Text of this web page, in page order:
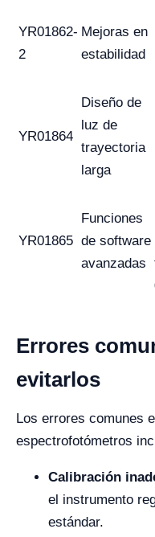
YR01862-
2
Mejoras en
estabilidad
YR01864
Diseño de
luz de
trayectoria
larga
YR01865
Funciones
de software
avanzadas
Errores
evitarlos
Los errores comunes
espectrofotómetros
Calibración
el instrumento
estándar.